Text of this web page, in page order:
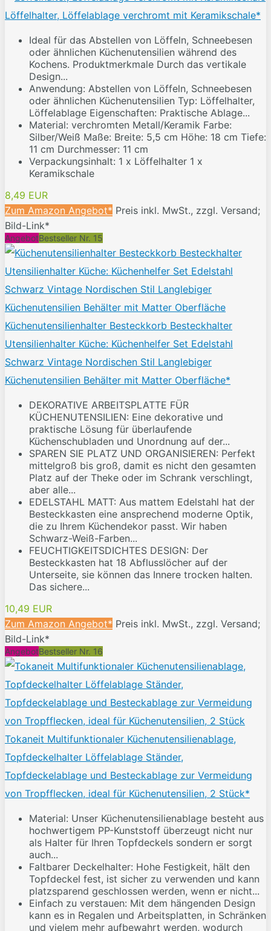
Löffelhalter, Löffelablage verchromt mit Keramikschale*
Ideal für das Abstellen von Löffeln, Schneebesen
oder ähnlichen Küchenutensilien während des
Kochens. Produktmerkmale Durch das vertikale
Design...
Anwendung: Abstellen von Löffeln, Schneebesen
oder ähnlichen Küchenutensilien Typ: Löffelhalter,
Löffelablage Eigenschaften: Praktische Ablage...
Material: verchromten Metall/Keramik Farbe:
Silber/Weiß Maße: Breite: 5,5 cm Höhe: 18 cm Tiefe:
11 cm Durchmesser: 11 cm
Verpackungsinhalt: 1 x Löffelhalter 1 x
Keramikschale
8,49 EUR
Zum Amazon Angebot* Preis inkl. MwSt., zzgl. Versand;
Bild-Link*
AngebotBestseller Nr. 15
Küchenutensilienhalter Besteckkorb Besteckhalter
Utensilienhalter Küche: Küchenhelfer Set Edelstahl
Schwarz Vintage Nordischen Stil Langlebiger
Küchenutensilien Behälter mit Matter Oberfläche*
DEKORATIVE ARBEITSPLATTE FÜR
KÜCHENUTENSILIEN: Eine dekorative und
praktische Lösung für überlaufende
Küchenschubladen und Unordnung auf der...
SPAREN SIE PLATZ UND ORGANISIEREN: Perfekt
mittelgroß bis groß, damit es nicht den gesamten
Platz auf der Theke oder im Schrank verschlingt,
aber alle...
EDELSTAHL MATT: Aus mattem Edelstahl hat der
Besteckkasten eine ansprechend moderne Optik,
die zu Ihrem Küchendekor passt. Wir haben
Schwarz-Weiß-Farben...
FEUCHTIGKEITSDICHTES DESIGN: Der
Besteckkasten hat 18 Abflusslöcher auf der
Unterseite, sie können das Innere trocken halten.
Das sichere...
10,49 EUR
Zum Amazon Angebot* Preis inkl. MwSt., zzgl. Versand;
Bild-Link*
AngebotBestseller Nr. 16
Tokaneit Multifunktionaler Küchenutensilienablage,
Topfdeckelhalter Löffelablage Ständer,
Topfdeckelablage und Besteckablage zur Vermeidung
von Tropfflecken, ideal für Küchenutensilien, 2 Stück*
Material: Unser Küchenutensilienablage besteht aus
hochwertigem PP-Kunststoff überzeugt nicht nur
als Halter für Ihren Topfdeckels sondern er sorgt
auch...
Faltbarer Deckelhalter: Hohe Festigkeit, hält den
Topfdeckel fest, ist sicher zu verwenden und kann
platzsparend geschlossen werden, wenn er nicht...
Einfach zu verstauen: Mit dem hängenden Design
kann es in Regalen und Arbeitsplatten, in Schränken
und vielem mehr aufbewahrt werden, wodurch